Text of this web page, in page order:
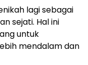
lagi sebagai
sejati. Hal ini
untuk
mendalam dan